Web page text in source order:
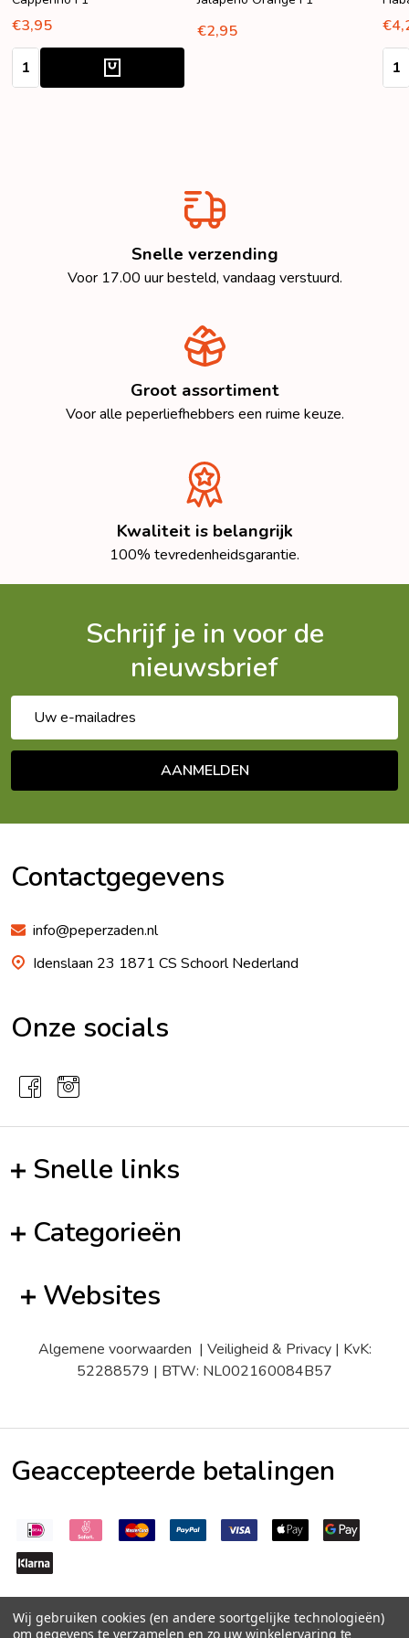
€3,95
Aantal:
€2,95
Snelle verzending
Voor 17.00 uur besteld, vandaag verstuurd.
Groot assortiment
Voor alle peperliefhebbers een ruime keuze.
Kwaliteit is belangrijk
100% tevredenheidsgarantie.
Schrijf je in voor de
nieuwsbrief
mailadres
AANMELDEN
Contactgegevens
info@peperzaden.nl
Idenslaan 23 1871 CS Schoorl Nederland
Onze socials
Snelle links
Categorieën
Websites
Algemene voorwaarden | Veiligheid & Privacy| KvK:
52288579 | BTW: NL002160084B57
Geaccepteerde betalingen
Wij gebruiken cookies (en andere soortgelijke technologieën)
om gegevens te verzamelen en zo uw winkelervaring te